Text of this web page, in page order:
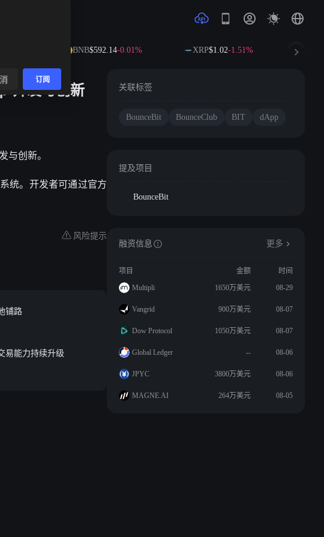
BNB$592.14-0.01% XRP$1.02-1.51%
开发与创新
创新。
统。开发者可通过官方
风险提示
铺路
易能力持续升级
关联标签
BounceBit BounceClub BIT dApp
提及项目
BounceBit
融资信息 更多
项目 金额
时间
Multipli
1650万美元 08-29
Vangrid 900万美元 08-07
Dow Protocol 1050万美元 08-07
Global Ledger -- 08-06
JPYC 3800万美元 08-06
MAGNE.AI 264万美元 08-05
订阅